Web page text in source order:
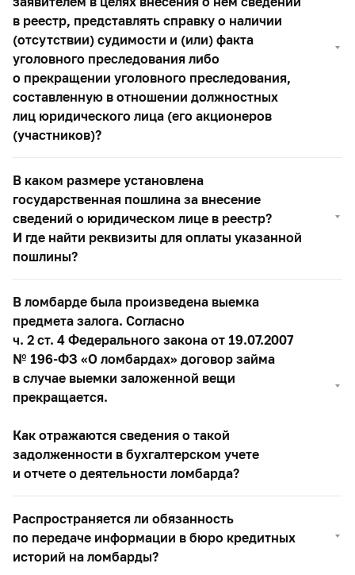
в реестр, представлять справку о наличии
(отсутствии) судимости и (или) факта
уголовного преследования либо
о прекращении уголовного преследования,
составленную в отношении должностных
лиц юридического лица (его акционеров
(участников)?
В каком размере установлена
государственная пошлина за внесение
сведений о юридическом лице в реестр?
И где найти реквизиты для оплаты указанной
пошлины?
В ломбарде была произведена выемка
предмета залога. Согласно
ч. 2 ст. 4 Федерального закона от 19.07.2007
№ 196-ФЗ «О ломбардах» договор займа
в случае выемки заложенной вещи
прекращается.
Как отражаются сведения о такой
задолженности в бухгалтерском учете
и отчете о деятельности ломбарда?
Распространяется ли обязанность
по передаче информации в бюро кредитных
историй на ломбарды?